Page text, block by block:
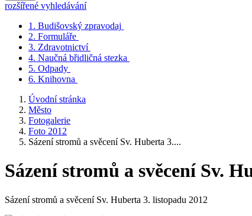
rozšířené vyhledávání
1. Budišovský zpravodaj
2. Formuláře
3. Zdravotnictví
4. Naučná břidličná stezka
5. Odpady
6. Knihovna
Úvodní stránka
Město
Fotogalerie
Foto 2012
Sázení stromů a svěcení Sv. Huberta 3....
Sázení stromů a svěcení Sv.
Sázení stromů a svěcení Sv. Huberta 3. listopadu 2012